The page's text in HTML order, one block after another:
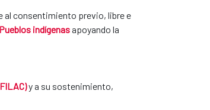
al consentimiento previo, libre e
indígenas​apoyando la
y a su ​sostenimiento,